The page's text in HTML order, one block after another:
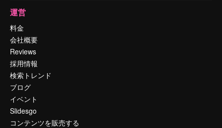
運営
料金
会社概要
Reviews
採用情報
検索トレンド
ブログ
イベント
Slidesgo
コンテンツを販売する